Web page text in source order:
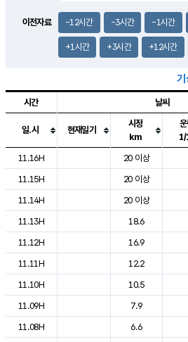
이전자료 -12시간 -3시간 -1시간
+1시간 +3시간 +12시간
기
도시별 기상실황표로 지점, 날씨, 기온, 강
시간 날씨
일.시 현재일기
시정
km
1/
11.16H
20 이상
11.15H
20 이상
11.14H
20 이상
11.13H
18.6
11.12H
16.9
11.11H
12.2
11.10H
10.5
11.09H
7.9
11.08H
6.6